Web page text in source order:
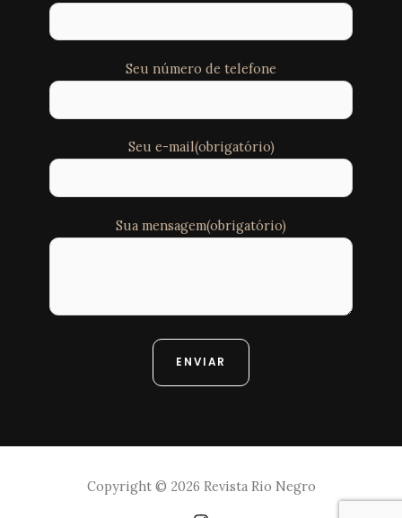
Seu número de telefone
Seu e-mail(obrigatório)
Sua mensagem(obrigatório)
Copyright © 2026 Revista Rio Negro